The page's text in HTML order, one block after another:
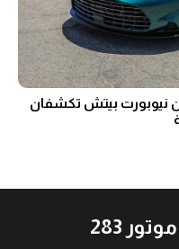
نيوبورت بيتش تكشفان
283